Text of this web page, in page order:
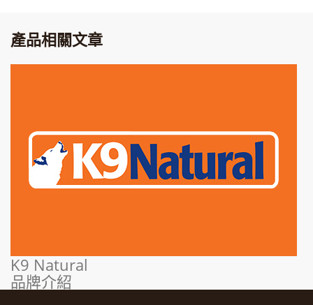
產品相關文章
K9 Natural
品牌介紹